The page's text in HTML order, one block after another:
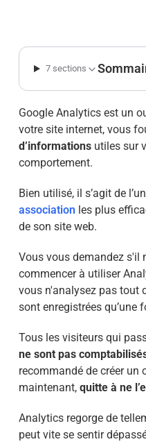
7 sections
Google Analytics est un
votre site internet, vous
d’informationsutiles sur
comportement.
Bien utilisé, il s’agit de
association les plus
de son site web.
Vous vous demandez s'il
commencer à utiliser
vous n'analysez pas tout
sont enregistrées qu’une
Tous les visiteurs qui
ne sont pas
recommandé de créer un
maintenant, quitte à ne
Analytics regorge de
peut vite se sentir